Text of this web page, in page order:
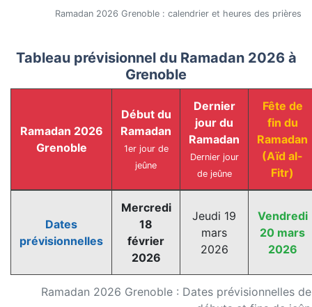
Ramadan 2026 Grenoble : calendrier et heures des prières
Tableau prévisionnel du Ramadan 2026 à
Grenoble
Ramadan 2026 Grenoble : Dates prévisionnelles
Ramadan 2026
Grenoble
Début du
Ramadan
1er jour de
jeûne
Dernier
jour du
Ramadan
Dernier jour
de jeûne
Fête de
fin du
Ramadan
(Aïd al-
Fitr)
Dates
prévisionnelles
Mercredi
18
février
2026
Jeudi 19
mars
2026
Vendredi
20 mars
2026